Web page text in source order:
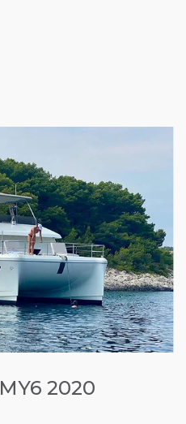
2020